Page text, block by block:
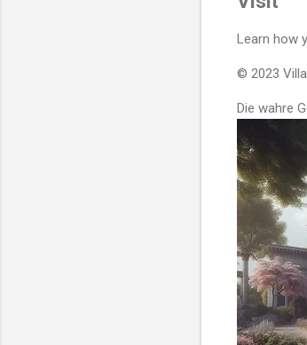
Learn how
© 2023
Die wahre